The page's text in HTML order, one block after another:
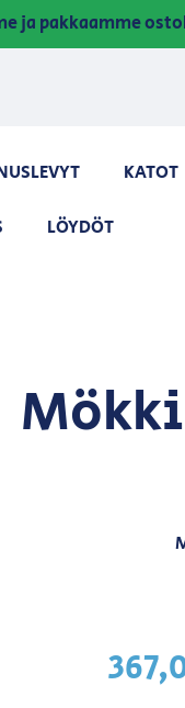
ja pakkaamme
KATOT
LÖYDÖT